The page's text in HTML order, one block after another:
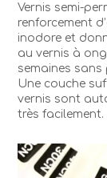
Kodi
CN25
7ml
Vernis semi-
renforcement
inodore et
au vernis à
semaines sans
Une couche
vernis sont
très facilement.